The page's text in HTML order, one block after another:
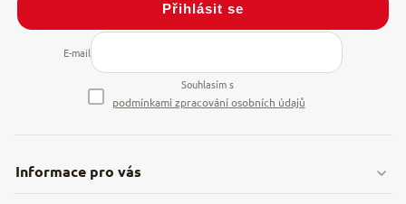
Informace pro vás
E-mail
Souhlasím s
podmínkami zpracování osobních údajů
Přihlásit se